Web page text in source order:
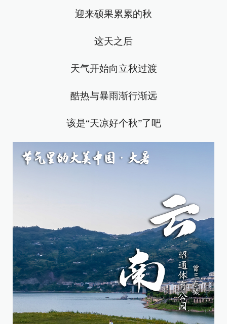
迎来硕果累累的秋
这天之后
天气开始向立秋过渡
酷热与暴雨渐行渐远
该是“天凉好个秋”了吧